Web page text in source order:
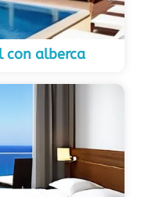
con alberca